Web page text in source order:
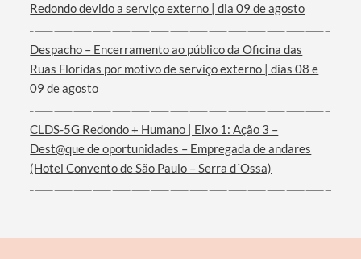
Redondo devido a serviço externo | dia 09 de agosto
Despacho – Encerramento ao público da Oficina das
Ruas Floridas por motivo de serviço externo | dias 08 e
09 de agosto
CLDS-5G Redondo + Humano | Eixo 1: Ação 3 –
Dest@que de oportunidades – Empregada de andares
(Hotel Convento de São Paulo – Serra d´Ossa)